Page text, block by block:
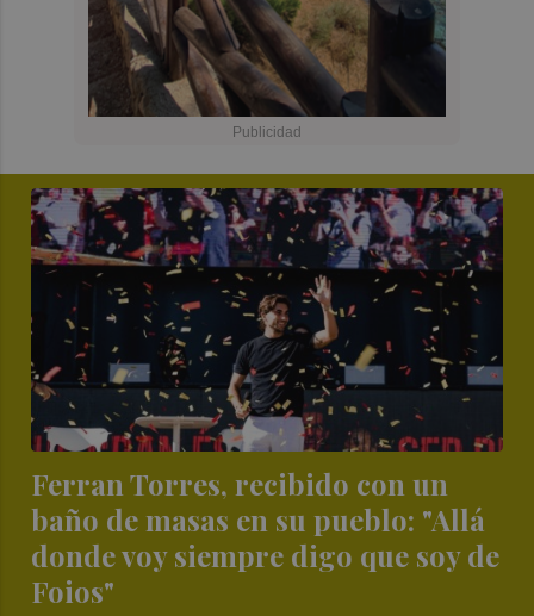
Ferran Torres, recibido con un
baño de masas en su pueblo: "Allá
donde voy siempre digo que soy de
Foios"